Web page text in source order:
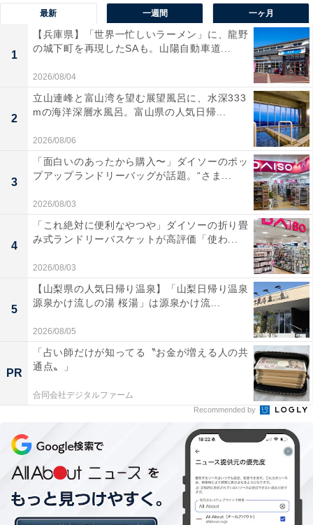
最新 一週間 一ヶ月
1
【兵庫県】「世界一忙しいラーメン」に、龍野
の城下町を再現したSAも。山陽自動車道...
2026/08/04
2
立山連峰と富山湾を望む展望風呂に、水深333
mの海洋深層水風呂。富山県の人気日帰...
2026/08/06
3
「面白いのあったから購入〜」ダイソーのポッ
プアップランドリーバッグが話題。“さま...
2026/08/03
4
「これ絶対に便利なやつや」ダイソーの折り畳
み式ランドリーバスケットが高評価「使わ...
2026/08/03
5
【山梨県の人気日帰り温泉】「山梨日帰り温泉
源泉かけ流しの湯 桜湯」は源泉かけ流...
2026/08/05
PR
「占い師だけが知ってる〝お金が増える人の共
通点〟」
合同会社デジタルファーム
Recommended by